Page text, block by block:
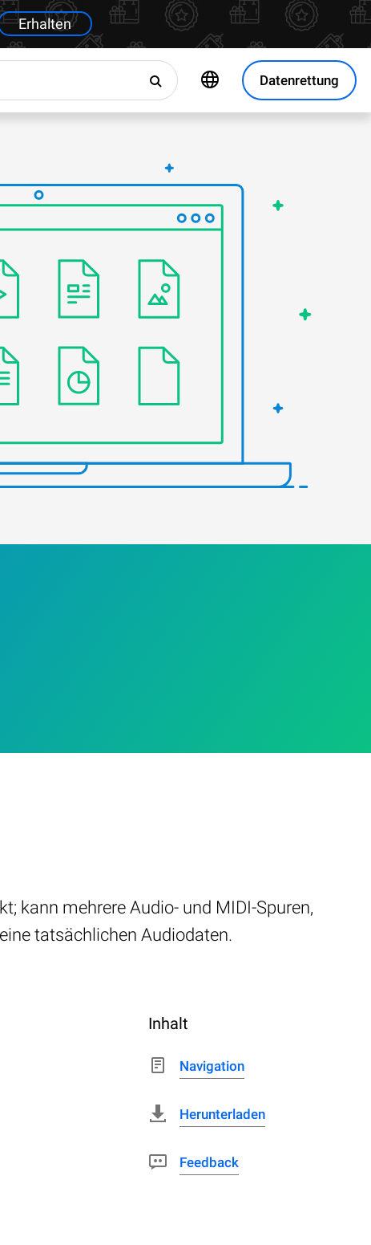
Erhalten
Datenrettung
kann mehrere Audio- und MIDI-Spuren,
tatsächlichen Audiodaten.
Inhalt
Navigation
Herunterladen
Feedback